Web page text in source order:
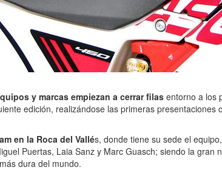
y marcas empiezan a cerrar filas entorno a los
edición, realizándose las primeras
en la Roca del Vallés, donde tiene su sede el
Puertas, Laia Sanz y Marc Guasch; siendo la
dura del mundo.